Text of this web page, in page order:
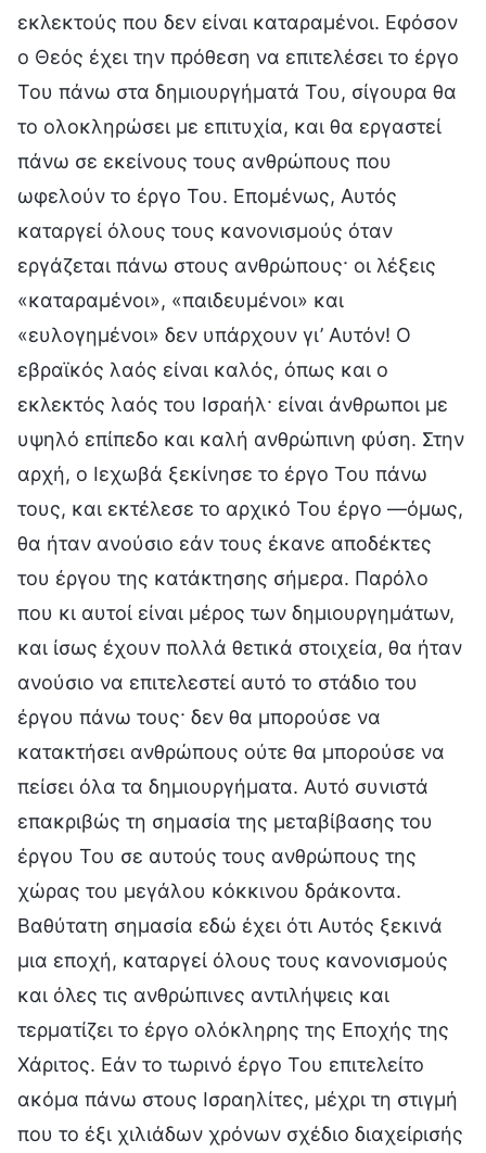
εκλεκτούς που δεν είναι καταραμένοι. Εφόσον
ο Θεός έχει την πρόθεση να επιτελέσει το έργο
Του πάνω στα δημιουργήματά Του, σίγουρα θα
το ολοκληρώσει με επιτυχία, και θα εργαστεί
πάνω σε εκείνους τους ανθρώπους που
ωφελούν το έργο Του. Επομένως, Αυτός
καταργεί όλους τους κανονισμούς όταν
εργάζεται πάνω στους ανθρώπους· οι λέξεις
«καταραμένοι», «παιδευμένοι» και
«ευλογημένοι» δεν υπάρχουν γι’ Αυτόν! Ο
εβραϊκός λαός είναι καλός, όπως και ο
εκλεκτός λαός του Ισραήλ· είναι άνθρωποι με
υψηλό επίπεδο και καλή ανθρώπινη φύση. Στην
αρχή, ο Ιεχωβά ξεκίνησε το έργο Του πάνω
τους, και εκτέλεσε το αρχικό Του έργο —όμως,
θα ήταν ανούσιο εάν τους έκανε αποδέκτες
του έργου της κατάκτησης σήμερα. Παρόλο
που κι αυτοί είναι μέρος των δημιουργημάτων,
και ίσως έχουν πολλά θετικά στοιχεία, θα ήταν
ανούσιο να επιτελεστεί αυτό το στάδιο του
έργου πάνω τους· δεν θα μπορούσε να
κατακτήσει ανθρώπους ούτε θα μπορούσε να
πείσει όλα τα δημιουργήματα. Αυτό συνιστά
επακριβώς τη σημασία της μεταβίβασης του
έργου Του σε αυτούς τους ανθρώπους της
χώρας του μεγάλου κόκκινου δράκοντα.
Βαθύτατη σημασία εδώ έχει ότι Αυτός ξεκινά
μια εποχή, καταργεί όλους τους κανονισμούς
και όλες τις ανθρώπινες αντιλήψεις και
τερματίζει το έργο ολόκληρης της Εποχής της
Χάριτος. Εάν το τωρινό έργο Του επιτελείτο
ακόμα πάνω στους Ισραηλίτες, μέχρι τη στιγμή
που το έξι χιλιάδων χρόνων σχέδιο διαχείρισής